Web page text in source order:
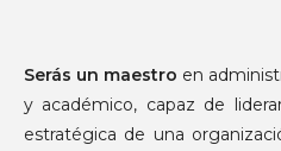
Serás un maestro en
y académico, capaz de
estratégica de una